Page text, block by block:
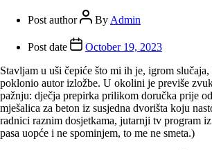
Post author By Admin
Post date
October 19, 2023
Stavljam u uši čepiće što mi ih je, igrom slučaja,
poklonio autor izložbe. U okolini je previše
pažnju: dječja prepirka prilikom doručka prije
mješalica za beton iz susjedna dvorišta koju
radnici raznim dosjetkama, jutarnji tv program
pasa uopće i ne spominjem, to me ne smeta.)